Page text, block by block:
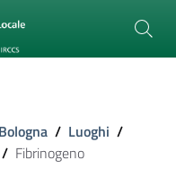
/ Luoghi /
/ Fibrinogeno